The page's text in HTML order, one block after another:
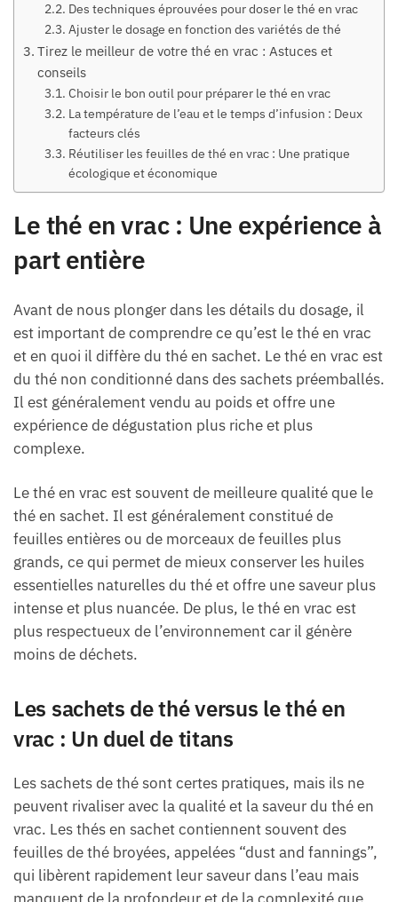
Des techniques éprouvées pour doser le thé en vrac
Ajuster le dosage en fonction des variétés de thé
Tirez le meilleur de votre thé en vrac : Astuces et
conseils
Choisir le bon outil pour préparer le thé en vrac
La température de l’eau et le temps d’infusion : Deux
facteurs clés
Réutiliser les feuilles de thé en vrac : Une pratique
écologique et économique
Le thé en vrac : Une expérience à
part entière
Avant de nous plonger dans les détails du dosage, il
est important de comprendre ce qu’est le thé en vrac
et en quoi il diffère du thé en sachet. Le thé en vrac est
du thé non conditionné dans des sachets préemballés.
Il est généralement vendu au poids et offre une
expérience de dégustation plus riche et plus
complexe.
Le thé en vrac est souvent de meilleure qualité que le
thé en sachet. Il est généralement constitué de
feuilles entières ou de morceaux de feuilles plus
grands, ce qui permet de mieux conserver les huiles
essentielles naturelles du thé et offre une saveur plus
intense et plus nuancée. De plus, le thé en vrac est
plus respectueux de l’environnement car il génère
moins de déchets.
Les sachets de thé versus le thé en
vrac : Un duel de titans
Les sachets de thé sont certes pratiques, mais ils ne
peuvent rivaliser avec la qualité et la saveur du thé en
vrac. Les thés en sachet contiennent souvent des
feuilles de thé broyées, appelées “dust and fannings”,
qui libèrent rapidement leur saveur dans l’eau mais